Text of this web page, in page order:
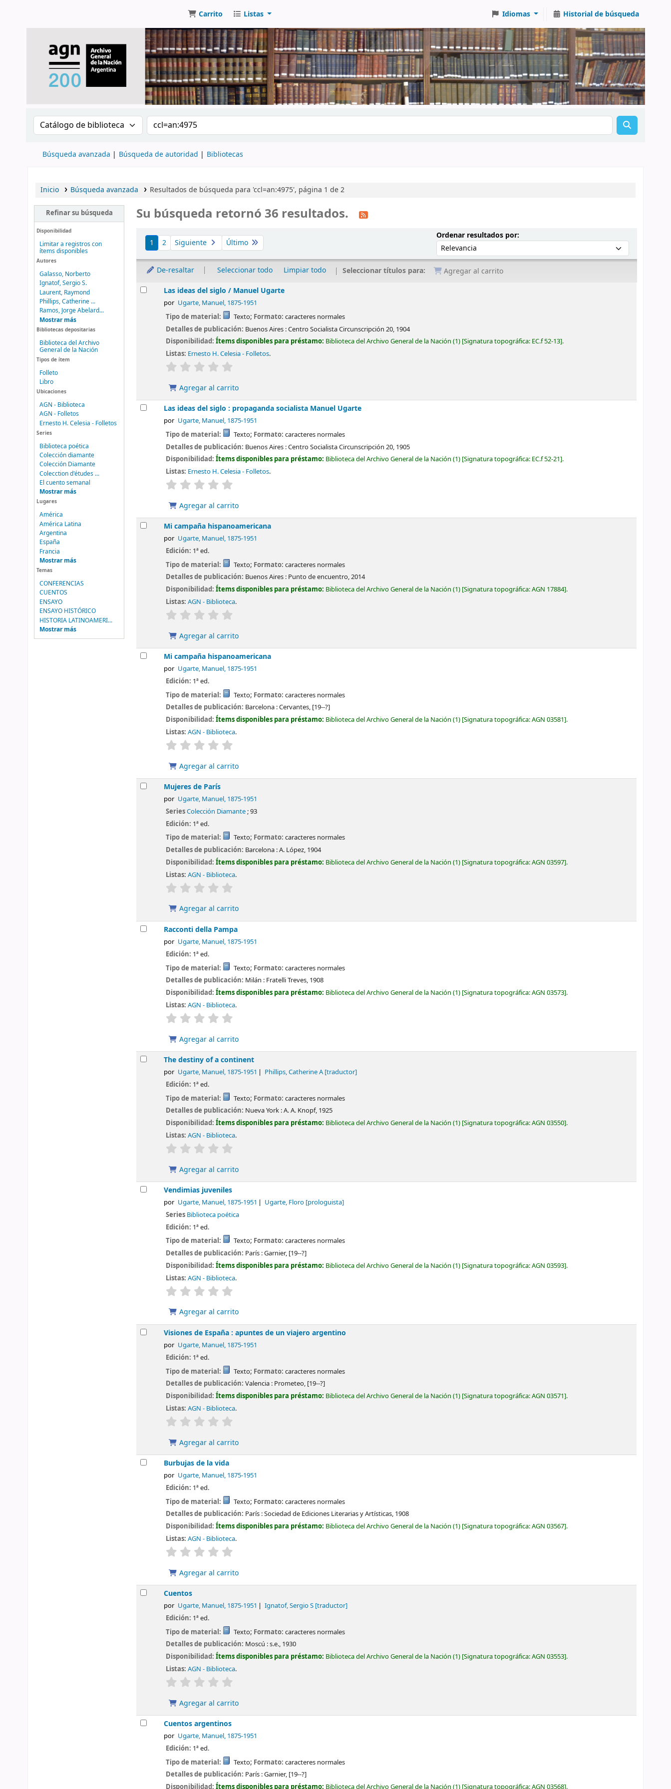
Carrito Listas Idiomas Historial de búsqueda
Buscar en el catálogo por: Buscar en el catálogo
Búsqueda avanzada Búsqueda de autoridad Bibliotecas
Inicio Búsqueda avanzada Resultados de búsqueda para 'ccl=an:4975', página 1 de 2
Refinar su búsqueda
Disponibilidad
Limitar a registros con
ítems disponibles
Autores
Galasso, Norberto
Ignatof, Sergio S.
Laurent, Raymond
Phillips, Catherine ...
Ramos, Jorge Abelard...
Mostrar más
Bibliotecas depositarias
Biblioteca del Archivo
General de la Nación
Tipos de ítem
Folleto
Libro
Ubicaciones
AGN - Biblioteca
AGN - Folletos
Ernesto H. Celesia - Folletos
Series
Biblioteca poética
Colección diamante
Colección Diamante
Colecction d'études ...
El cuento semanal
Mostrar más
Lugares
América
América Latina
Argentina
España
Francia
Mostrar más
Temas
CONFERENCIAS
CUENTOS
ENSAYO
ENSAYO HISTÓRICO
HISTORIA LATINOAMERI...
Mostrar más
Su búsqueda retornó 36 resultados.
Ordenar
1 2 Siguiente Último
Ordenar resultados por:Ordenar por:
De-resaltar Seleccionar todo Limpiar todo Seleccionar títulos para:
Agregar al carrito
ResultadosLas ideas del siglo / Manuel Ugarte
por Ugarte, Manuel, 1875-1951
Tipo de material: Texto; Formato: caracteres normales
Detalles de publicación: Buenos Aires :Centro Socialista Circunscripción 20, 1904
Disponibilidad:Ítems disponibles para préstamo: Biblioteca del Archivo General de la Nación (1) Signatura topográfica: EC.f 52-13 .
Listas: Ernesto H. Celesia - Folletos.
valoración
Agregar al carrito
Las ideas del siglo : propaganda socialista Manuel Ugarte
por Ugarte, Manuel, 1875-1951
Tipo de material: Texto; Formato: caracteres normales
Detalles de publicación: Buenos Aires :Centro Socialista Circunscripción 20, 1905
Disponibilidad:Ítems disponibles para préstamo: Biblioteca del Archivo General de la Nación (1) Signatura topográfica: EC.f 52-21 .
Listas: Ernesto H. Celesia - Folletos.
valoración
Agregar al carrito
Mi campaña hispanoamericana
por Ugarte, Manuel, 1875-1951
Edición: 1ª ed.
Tipo de material:
Texto; Formato: caracteres normales
Detalles de publicación: Buenos Aires : Punto de encuentro,2014
Disponibilidad:Ítems disponibles para préstamo: Biblioteca del Archivo General de la Nación (1) Signatura topográfica:AGN 17884 .
Listas: AGN - Biblioteca.
valoración
Agregar al carrito
Mi campaña hispanoamericana
por Ugarte, Manuel, 1875-1951
Edición: 1ª ed.
Tipo de material:
Texto; Formato: caracteres normales
Detalles de publicación: Barcelona :Cervantes, [19--?]
Disponibilidad:Ítems disponibles para préstamo: Biblioteca del Archivo General de la Nación (1) Signatura topográfica:AGN 03581 .
Listas: AGN - Biblioteca.
valoración
Agregar al carrito
Mujeres de París
por Ugarte, Manuel, 1875-1951
SeriesColección Diamante; 93
Edición: 1ª ed.
Tipo de material:
Texto; Formato: caracteres normales
Detalles de publicación: Barcelona :A. López, 1904
Disponibilidad:Ítems disponibles para préstamo: Biblioteca del Archivo General de la Nación (1) Signatura topográfica:AGN 03597 .
Listas: AGN - Biblioteca.
valoración
Agregar al carrito
Racconti della Pampa
por Ugarte, Manuel, 1875-1951
Edición: 1ª ed.
Tipo de material:
Texto; Formato: caracteres normales
Detalles de publicación: Milán : Fratelli Treves, 1908
Disponibilidad:Ítems disponibles para préstamo: Biblioteca del Archivo General de la Nación (1) Signatura topográfica:AGN 03573 .
Listas: AGN - Biblioteca.
valoración
Agregar al carrito
The destiny of a continent
por Ugarte, Manuel, 1875-1951 Phillips, Catherine A[traductor]
Edición: 1ª ed.
Tipo de material:
Texto; Formato: caracteres normales
Detalles de publicación: Nueva York :A. A. Knopf, 1925
Disponibilidad:Ítems disponibles para préstamo: Biblioteca del Archivo General de la Nación (1) Signatura topográfica:AGN 03550 .
Listas: AGN - Biblioteca.
valoración
Agregar al carrito
Vendimias juveniles
por Ugarte, Manuel, 1875-1951 Ugarte, Floro[prologuista]
Series Biblioteca poética
Edición: 1ª ed.
Tipo de material:
Texto; Formato: caracteres normales
Detalles de publicación: París :Garnier, [19--?]
Disponibilidad:Ítems disponibles para préstamo: Biblioteca del Archivo General de la Nación (1) Signatura topográfica:AGN 03593 .
Listas: AGN - Biblioteca.
valoración
Agregar al carrito
Visiones de España : apuntes de un viajero argentino
por Ugarte, Manuel, 1875-1951
Edición: 1ª ed.
Tipo de material:
Texto; Formato: caracteres normales
Detalles de publicación:Valencia : Prometeo, [19--?]
Disponibilidad:Ítems disponibles para préstamo: Biblioteca del Archivo General de la Nación (1) Signatura topográfica:AGN 03571 .
Listas: AGN - Biblioteca.
valoración
Agregar al carrito
Burbujas de la vida
por Ugarte, Manuel, 1875-1951
Edición: 1ª ed.
Tipo de material:
Texto; Formato: caracteres normales
Detalles de publicación: París :Sociedad de Ediciones Literarias y Artísticas, 1908
Disponibilidad:Ítems disponibles para préstamo: Biblioteca del Archivo General de la Nación (1) Signatura topográfica:AGN 03567 .
Listas: AGN - Biblioteca.
valoración
Agregar al carrito
Cuentos
por Ugarte, Manuel, 1875-1951 Ignatof, Sergio S[traductor]
Edición: 1ª ed.
Tipo de material:
Texto; Formato: caracteres normales
Detalles de publicación: Moscú :s.e., 1930
Disponibilidad:Ítems disponibles para préstamo: Biblioteca del Archivo General de la Nación (1) Signatura topográfica:AGN 03553 .
Listas: AGN - Biblioteca.
valoración
Agregar al carrito
Cuentos argentinos
por Ugarte, Manuel, 1875-1951
Edición: 1ª ed.
Tipo de material:
Texto; Formato: caracteres normales
Detalles de publicación: París :Garnier, [19--?]
Disponibilidad:Ítems disponibles para préstamo: Biblioteca del Archivo General de la Nación (1) Signatura topográfica:AGN 03568 .